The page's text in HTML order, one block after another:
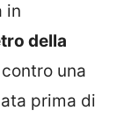
in
della
una
prima di